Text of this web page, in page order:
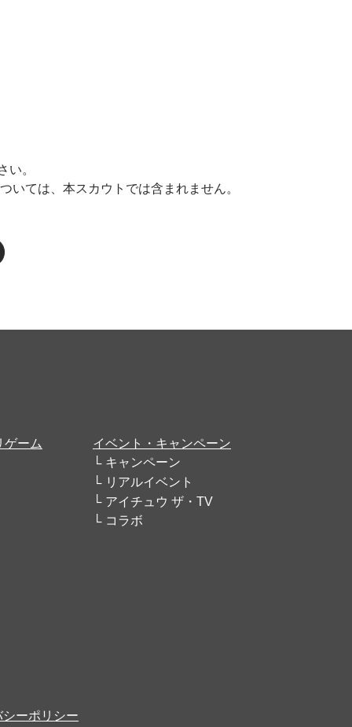
い。
ては、本スカウトでは含まれません。
ゲーム
イベント・キャンペーン
キャンペーン
リアルイベント
アイチュウ ザ・TV
コラボ
シーポリシー